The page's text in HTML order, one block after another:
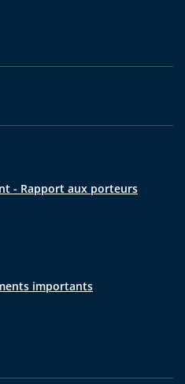
- Rapport aux porteurs
importants